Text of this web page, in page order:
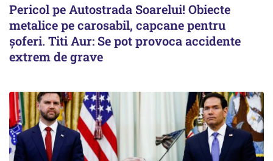
Pericol pe Autostrada Soarelui! Obiecte
metalice pe carosabil, capcane pentru
șoferi. Titi Aur: Se pot provoca accidente
extrem de grave